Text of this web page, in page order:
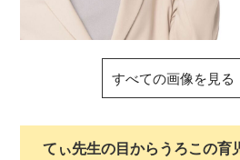
すべての画像を見る
てぃ先生の目からうろこの育